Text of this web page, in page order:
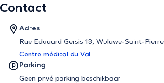
Contact
Adres
Rue Edouard Gersis 18, Woluwe-Saint-Pierre
Centre médical du Val
Parking
Geen privé parking beschikbaar